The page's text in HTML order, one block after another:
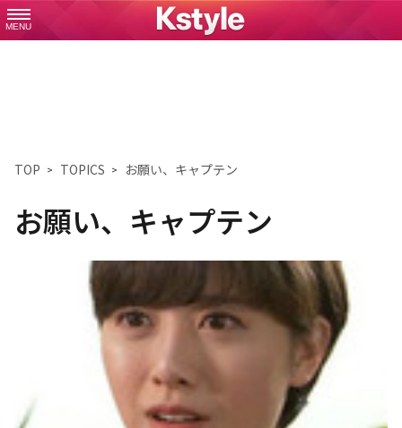
MENU
TOP TOPICS お願い、キャプテン
お願い、キャプテン